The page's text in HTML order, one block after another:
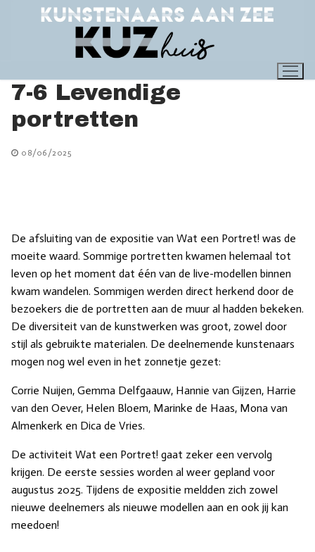
7-6 Levendige
portretten
08/06/2025
De afsluiting van de expositie van Wat een Portret! was de
moeite waard. Sommige portretten kwamen helemaal tot
leven op het moment dat één van de live-modellen binnen
kwam wandelen. Sommigen werden direct herkend door de
bezoekers die de portretten aan de muur al hadden bekeken.
De diversiteit van de kunstwerken was groot, zowel door
stijl als gebruikte materialen. De deelnemende kunstenaars
mogen nog wel even in het zonnetje gezet:
Corrie Nuijen, Gemma Delfgaauw, Hannie van Gijzen, Harrie
van den Oever, Helen Bloem, Marinke de Haas, Mona van
Almenkerk en Dica de Vries.
De activiteit Wat een Portret! gaat zeker een vervolg
krijgen. De eerste sessies worden al weer gepland voor
augustus 2025. Tijdens de expositie meldden zich zowel
nieuwe deelnemers als nieuwe modellen aan en ook jij kan
meedoen!